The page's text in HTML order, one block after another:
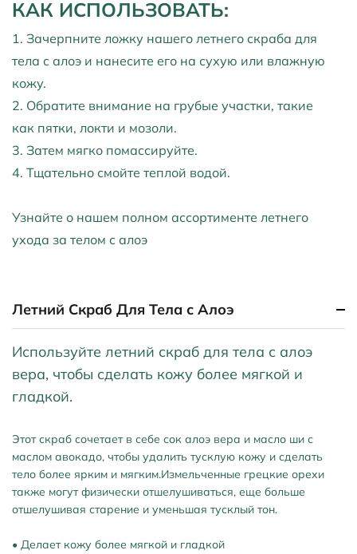
КАК ИСПОЛЬЗОВАТЬ:
1. Зачерпните ложку нашего летнего скраба для
тела с алоэ и нанесите его на сухую или влажную
кожу.
2. Обратите внимание на грубые участки, такие
как пятки, локти и мозоли.
3. Затем мягко помассируйте.
4. Тщательно смойте теплой водой.
Узнайте о нашем полном ассортименте летнего
ухода за телом с алоэ
Летний Скраб Для Тела с Алоэ
Используйте летний скраб для тела с алоэ
вера, чтобы сделать кожу более мягкой и
гладкой.
Этот скраб сочетает в себе сок алоэ вера и масло ши с
маслом авокадо, чтобы удалить тусклую кожу и сделать
тело более ярким и мягким.Измельченные грецкие орехи
также могут физически отшелушиваться, еще больше
отшелушивая старение и уменьшая тусклый тон.
• Делает кожу более мягкой и гладкой